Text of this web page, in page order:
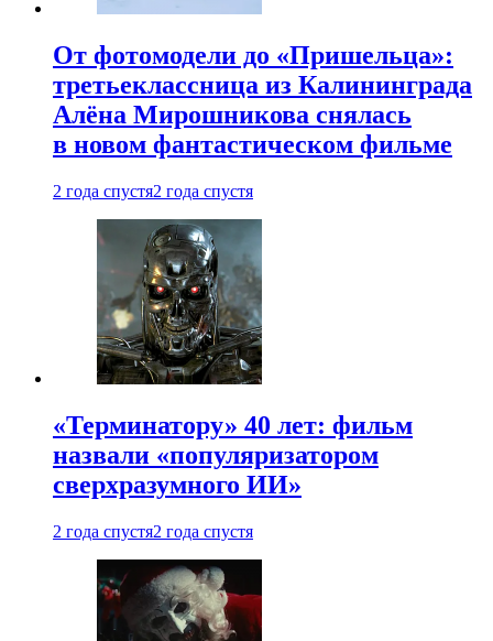
От фотомодели до «Пришельца»:
третьеклассница из Калининграда
Алёна Мирошникова снялась
в новом фантастическом фильме
2 года спустя2 года спустя
«Терминатору» 40 лет: фильм
назвали «популяризатором
сверхразумного ИИ»
2 года спустя2 года спустя